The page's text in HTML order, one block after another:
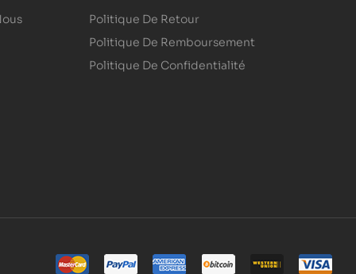
Politique De Retour
Politique De Remboursement
Politique De Confidentialité